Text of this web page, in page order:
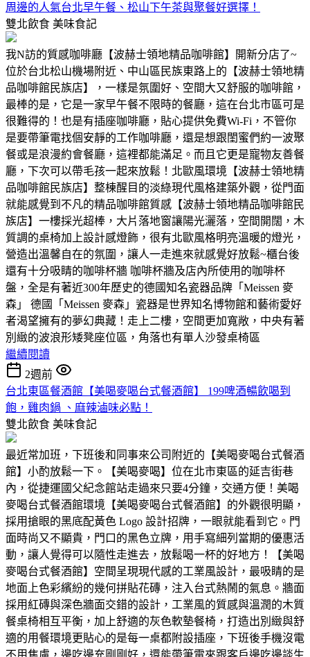
周邊的人氣台北早午餐、松山下午茶與聚餐好選擇！
雙北飲食 美味食記
我N訪的質感咖啡廳【波赫士領地精品咖啡館】開新分店了~
位於台北松山機場附近、中山區民族東路上的【波赫士領地精
品咖啡館民族店】，一樣是氛圍好、空間大又舒服的咖啡館，
最棒的是，它是一家早午餐不限時的餐廳，這在台北市區可是
很難得的！也是有插座咖啡廳，貼心提供免費Wi-Fi，不管你
是要帶筆電找個安靜的工作咖啡廳，還是想跟閨蜜們約一波聚
餐或是浪漫約會餐廳，這裡都能滿足。而且它更是寵物友善餐
廳，下次可以帶毛孩一起來放鬆！北歐風環境【波赫士領地精
品咖啡館民族店】整棟醒目的淡綠現代風格建築外觀，從門面
就能感覺到不凡的精品咖啡館質感【波赫士領地精品咖啡館民
族店】一樓採光超棒，大片落地窗讓陽光灑落，空間開闊，木
質調的桌椅加上設計感燈飾，很有北歐風格明亮溫暖的燈光，
營造出溫馨自在的氛圍，讓人一走進來就感覺好放鬆~櫃台後
還有十分吸睛的咖啡杯牆 咖啡杯牆及店內所使用的咖啡杯
盤，全是有著近300年歷史的德國知名瓷器品牌「Meissen 麥
森」 德國「Meissen 麥森」瓷器是世界知名博物館和藝術愛好
者渴望擁有的夢幻典藏！走上二樓，空間更加寬敞，中央有著
別緻的波浪形矮凳座位區，角落也有單人沙發桌椅區
繼續閱讀
2週前
台北東區餐酒館【美喝麥喝台式餐酒館】 199啤酒暢飲喝到
飽，雞肉鍋 、麻辣滷味必點！
雙北飲食 美味食記
最近常加班，下班後和同事來公司附近的【美喝麥喝台式餐酒
館】小酌放鬆一下。【美喝麥喝】位在北市東區的延吉街巷
內，從捷運國父紀念館站走過來只要4分鐘，交通方便！美喝
麥喝台式餐酒館環境【美喝麥喝台式餐酒館】的外觀很明顯，
採用搶眼的黑底配黃色 Logo 設計招牌，一眼就能看到它。門
面時尚又不顯貴，門口的黑色立牌，用手寫細列當期的優惠活
動，讓人覺得可以隨性走進去，放鬆喝一杯的好地方！【美喝
麥喝台式餐酒館】空間呈現現代感的工業風設計，最吸睛的是
地面上色彩繽紛的幾何拼貼花磚，注入台式熱鬧的氣息。牆面
採用紅磚與深色牆面交錯的設計，工業風的質感與溫潤的木質
餐桌椅相互平衡，加上舒適的灰色軟墊餐椅，打造出別緻與舒
適的用餐環境更貼心的是每一桌都附設插座，下班後手機沒電
不用焦慮，邊吃邊充剛剛好，還能帶筆電來跟客戶邊吃邊談生